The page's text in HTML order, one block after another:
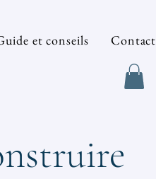
et conseils Contact